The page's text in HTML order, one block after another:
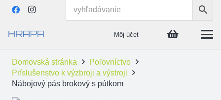
Môj účet
Domovská stránka
Poľovníctvo
Príslušenstvo k výzbroji a výstroji
Nábojový pás brokový s pútkom